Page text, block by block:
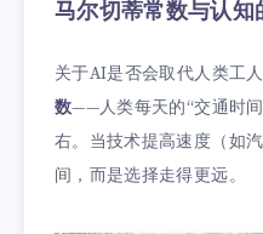
马尔切蒂常数与认知
关于AI是否会取代人类工
数——人类每天的“交通时
右。当技术提高速度（如
间，而是选择走得更远。